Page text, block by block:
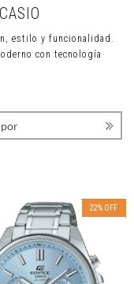
estilo y funcionalidad.
con tecnología
22% OFF